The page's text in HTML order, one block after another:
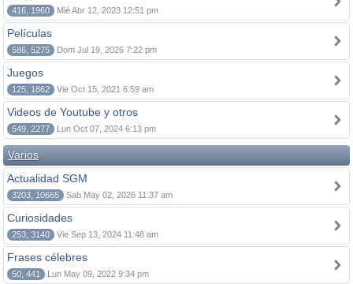
416, 1960 Mié Abr 12, 2023 12:51 pm
Películas
586, 5275 Dom Jul 19, 2026 7:22 pm
Juegos
125, 1862 Vie Oct 15, 2021 6:59 am
Videos de Youtube y otros
549, 2277 Lun Oct 07, 2024 6:13 pm
Varios
Actualidad SGM
3203, 10665 Sab May 02, 2026 11:37 am
Curiosidades
253, 3140 Vie Sep 13, 2024 11:48 am
Frases célebres
50, 441 Lun May 09, 2022 9:34 pm